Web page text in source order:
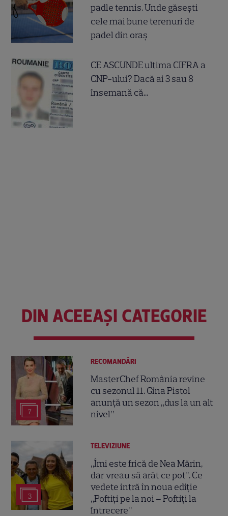
padle tennis. Unde găsești
cele mai bune terenuri de
padel din oraș
CE ASCUNDE ultima CIFRA a
CNP-ului? Dacă ai 3 sau 8
însemană că...
DIN ACEEAȘI CATEGORIE
7
RECOMANDĂRI
MasterChef România revine
cu sezonul 11. Gina Pistol
anunță un sezon „dus la un alt
nivel”
3
TELEVIZIUNE
„Îmi este frică de Nea Mărin,
dar vreau să arăt ce pot”. Ce
vedete intră în noua ediție
„Poftiți pe la noi – Poftiți la
întrecere”